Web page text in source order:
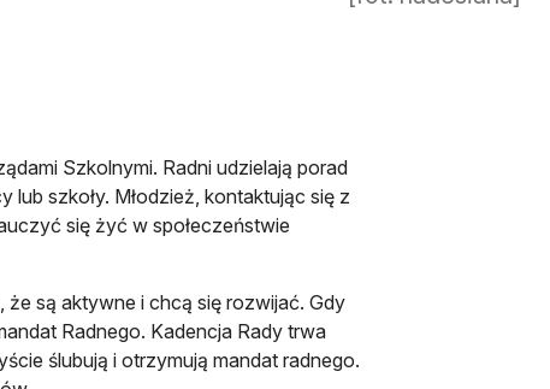
Szkolnymi. Radni udzielają porad
szkoły. Młodzież, kontaktując się z
się żyć w społeczeństwie
są aktywne i chcą się rozwijać. Gdy
Radnego. Kadencja Rady trwa
ślubują i otrzymują mandat radnego.